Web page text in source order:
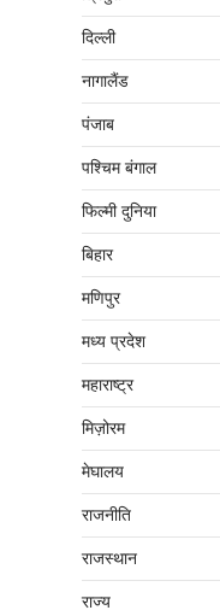
दिल्‍ली
नागालैंड
पंजाब
पश्चिम बंगाल
फिल्मी दुनिया
बिहार
मणिपुर
मध्‍य प्रदेश
महाराष्‍ट्र
मिज़ोरम
मेघालय
राजनीति
राजस्थान
राज्य